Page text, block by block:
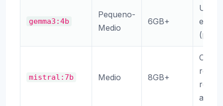
gemma3:4b
Pequeno-
Medio
6GB+
Uso
mistral:7b Medio 8GB+
alta